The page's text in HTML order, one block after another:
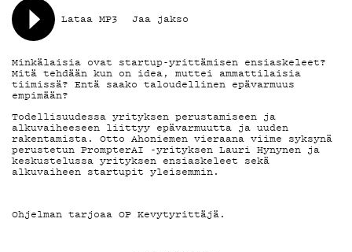
TIETOSUOJA
KIRJAUDU SISÄÄN
Lataa MP3 Jaa jakso
Minkälaisia ovat startup-yrittämisen ensiaskeleet?
Mitä tehdään kun on idea, muttei ammattilaisia
tiimissä? Entä saako taloudellinen epävarmuus
empimään?
Todellisuudessa yrityksen perustamiseen ja
alkuvaiheeseen liittyy epävarmuutta ja uuden
rakentamista. Otto Ahoniemen vieraana viime syksynä
perustetun PrompterAI -yrityksen Lauri Hynynen ja
keskustelussa yrityksen ensiaskeleet sekä
alkuvaiheen startupit yleisemmin.
Ohjelman tarjoaa OP Kevytyrittäjä.